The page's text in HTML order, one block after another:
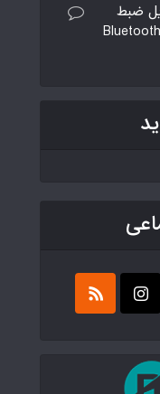
ضبط
صوت قدیمی به مدل بلوتوثی Bluetooth